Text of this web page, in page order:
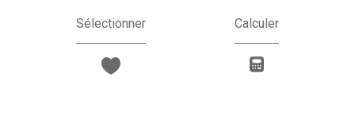
Sélectionner Calculer